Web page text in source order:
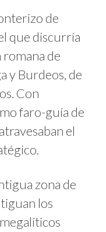
de
que discurría
romana de
y Burdeos, de
Con
faro-guía de
el
zona de
los